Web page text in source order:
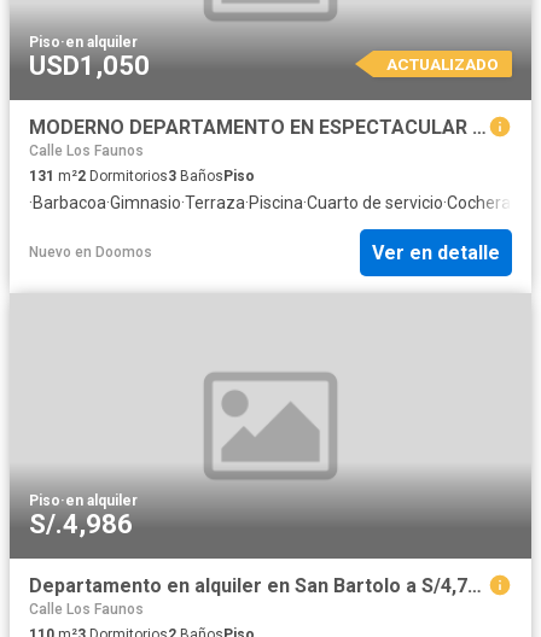
Piso·en alquiler
USD1,050 ACTUALIZADO
MODERNO DEPARTAMENTO EN ESPECTACULAR CONDOMINIO OCEAN REEF
Calle Los Faunos
131 m²2 Dormitorios3 Baños Piso
·Barbacoa·Gimnasio·Terraza·Piscina·Cuarto de servicio·Cochera
Nuevo en Doomos Ver en detalle
Piso·en alquiler
S/.4,986
Departamento en alquiler en San Bartolo a S/4,721 al mes
Calle Los Faunos